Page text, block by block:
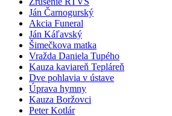
Ján Čarnogurský
Akcia Funeral
Ján Káľavský
Šimečkova matka
Vražda Daniela Tupého
Kauza kaviareň Tepláreň
Dve pohlavia v ústave
Úprava hymny
Kauza Boržovci
Peter Kotlár